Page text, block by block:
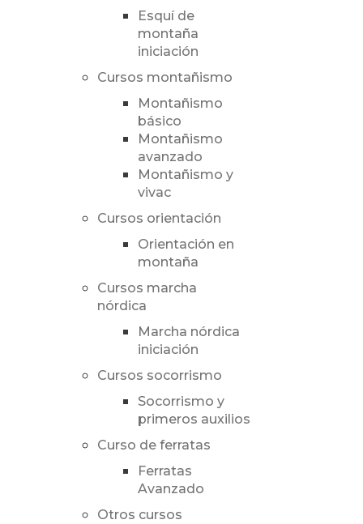
Esquí de
montaña
iniciación
Cursos montañismo
Montañismo
básico
Montañismo
avanzado
Montañismo y
vivac
Cursos orientación
Orientación en
montaña
Cursos marcha
nórdica
Marcha nórdica
iniciación
Cursos socorrismo
Socorrismo y
primeros auxilios
Curso de ferratas
Ferratas
Avanzado
Otros cursos